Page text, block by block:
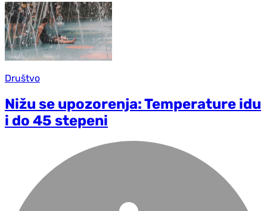
Društvo
Nižu se upozorenja: Temperature idu
i do 45 stepeni